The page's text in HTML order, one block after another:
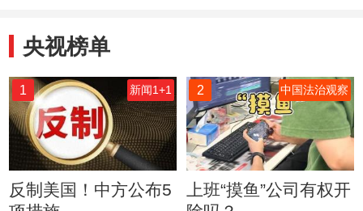
央视榜单
1 新闻1+1
反制美国！中方公布5
2 中国法治观察
上班“摸鱼”公司有权开